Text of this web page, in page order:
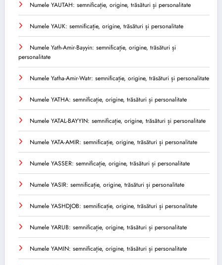
Numele YAUTAH: semnificație, origine, trăsături și personalitate
Numele YAUK: semnificație, origine, trăsături și personalitate
Numele Yath-Amir-Bayyin: semnificație, origine, trăsături și
personalitate
Numele Yatha-Amir-Watr: semnificație, origine, trăsături și personalitate
Numele YATHA: semnificație, origine, trăsături și personalitate
Numele YATAL-BAYYIN: semnificație, origine, trăsături și personalitate
Numele YATA-AMIR: semnificație, origine, trăsături și personalitate
Numele YASSER: semnificație, origine, trăsături și personalitate
Numele YASIR: semnificație, origine, trăsături și personalitate
Numele YASHDJOB: semnificație, origine, trăsături și personalitate
Numele YARUB: semnificație, origine, trăsături și personalitate
Numele YAMIN: semnificație, origine, trăsături și personalitate